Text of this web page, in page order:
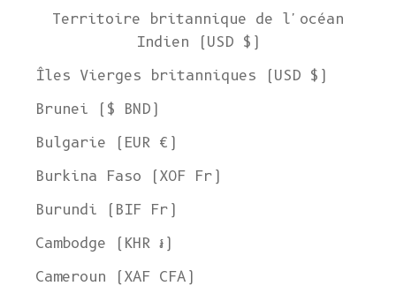
Territoire britannique de l'océan
Indien (USD $)
Îles Vierges britanniques (USD $)
Brunei ($ BND)
Bulgarie (EUR €)
Burkina Faso (XOF Fr)
Burundi (BIF Fr)
Cambodge (KHR ៛)
Cameroun (XAF CFA)